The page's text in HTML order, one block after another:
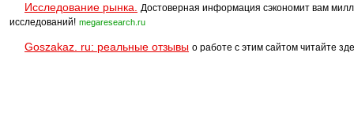
Исследование рынка.
Достоверная информация сэкономит вам
исследований! megaresearch.ru
Goszakaz. ru: реальные отзывы о работе с этим сайтом читайте